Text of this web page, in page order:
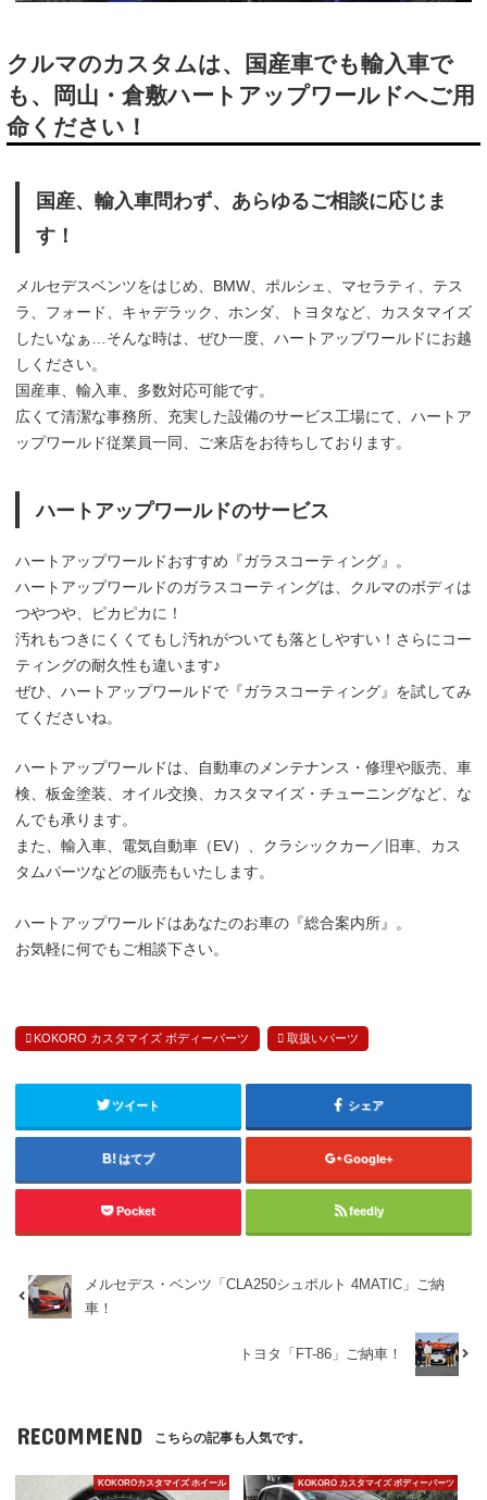
クルマのカスタムは、国産車でも輸入車で
も、岡山・倉敷ハートアップワールドへご用
命ください！
国産、輸入車問わず、あらゆるご相談に応じま
す！
メルセデスベンツをはじめ、BMW、ポルシェ、マセラティ、テス
ラ、フォード、キャデラック、ホンダ、トヨタなど、カスタマイズ
したいなぁ…そんな時は、ぜひ一度、ハートアップワールドにお越
しください。
国産車、輸入車、多数対応可能です。
広くて清潔な事務所、充実した設備のサービス工場にて、ハートア
ップワールド従業員一同、ご来店をお待ちしております。
ハートアップワールドのサービス
ハートアップワールドおすすめ『ガラスコーティング』。
ハートアップワールドのガラスコーティングは、クルマのボディは
つやつや、ピカピカに！
汚れもつきにくくてもし汚れがついても落としやすい！さらにコー
ティングの耐久性も違います♪
ぜひ、ハートアップワールドで『ガラスコーティング』を試してみ
てくださいね。
ハートアップワールドは、自動車のメンテナンス・修理や販売、車
検、板金塗装、オイル交換、カスタマイズ・チューニングなど、な
んでも承ります。
また、輸入車、電気自動車（EV）、クラシックカー／旧車、カス
タムパーツなどの販売もいたします。
ハートアップワールドはあなたのお車の『総合案内所』。
お気軽に何でもご相談下さい。
KOKORO カスタマイズ ボディーパーツ 取扱いパーツ
ツイート シェア
はてブ Google+
Pocket feedly
メルセデス・ベンツ「CLA250シュポルト 4MATIC」ご納
車！
トヨタ「FT-86」ご納車！
RECOMMEND こちらの記事も人気です。
KOKOROカスタマイズ ホイール KOKORO カスタマイズ ボディーパーツ